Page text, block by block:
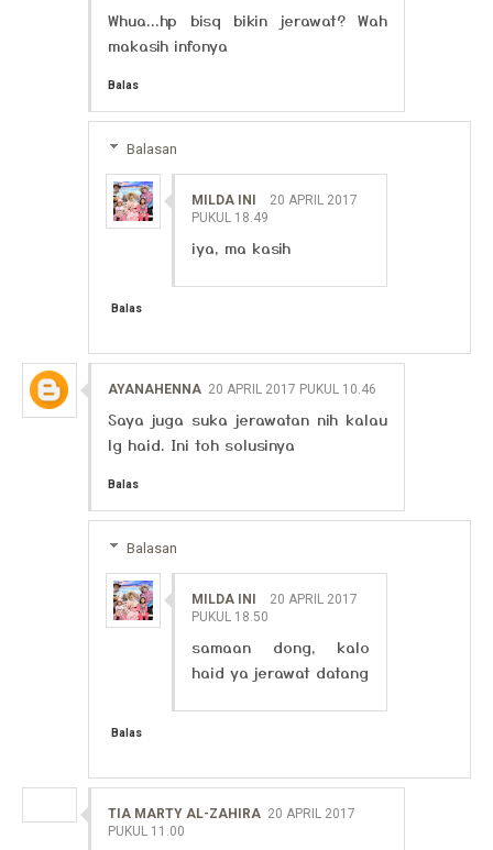
Whua...hp bisq bikin jerawat? Wah
makasih infonya
Balas
Balasan
MILDA INI
20 APRIL 2017
PUKUL 18.49
iya, ma kasih
Balas
AYANAHENNA 20 APRIL 2017 PUKUL 10.46
Saya juga suka jerawatan nih kalau
lg haid. Ini toh solusinya
Balas
Balasan
MILDA INI
20 APRIL 2017
PUKUL 18.50
samaan dong, kalo
haid ya jerawat datang
Balas
TIA MARTY AL-ZAHIRA 20 APRIL 2017
PUKUL 11.00